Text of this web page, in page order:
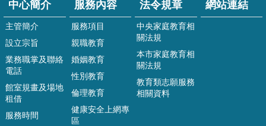
規
章
網
連
結
Q&A
公
中心簡介
主管簡介
設立宗旨
業務職掌及聯絡
電話
館室規畫及場地
租借
服務時間
服務內容
服務項目
親職教育
婚姻教育
性別教育
倫理教育
健康安全上網專
區
法令規章
中央家庭教育相
關法規
本市家庭教育相
關法規
教育類志願服務
相關資料
網站連結